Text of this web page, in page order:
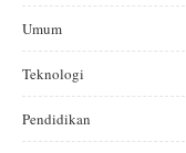
Umum
Teknologi
Pendidikan